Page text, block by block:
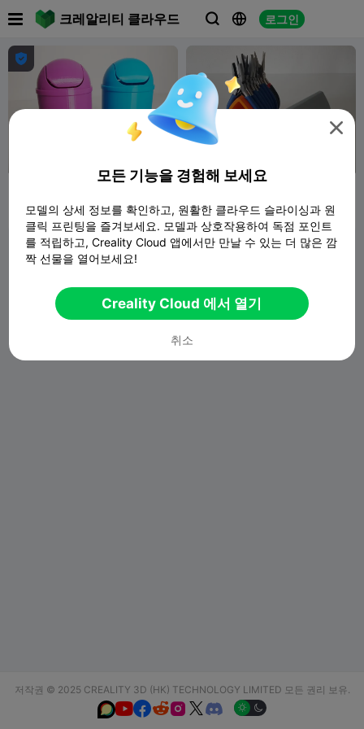
크레알리티 클라우드   로그인


Mini Poubelle by Heliox
Farouk3D  3.3K 1.3K
pliers stand / support de
Farouk3D  232 114
저작권 © 2025 CREALITY 3D (HK) TECHNOLOGY LIMITED 모든 권리 보유.
  

모든 기능을 경험해 보세요
모델의 상세 정보를 확인하고, 원활한 클라우드 슬라이싱과 원
클릭 프린팅을 즐겨보세요. 모델과 상호작용하여 독점 포인트
를 적립하고, Creality Cloud 앱에서만 만날 수 있는 더 많은 깜
짝 선물을 열어보세요!
Creality Cloud 에서 열기
취소